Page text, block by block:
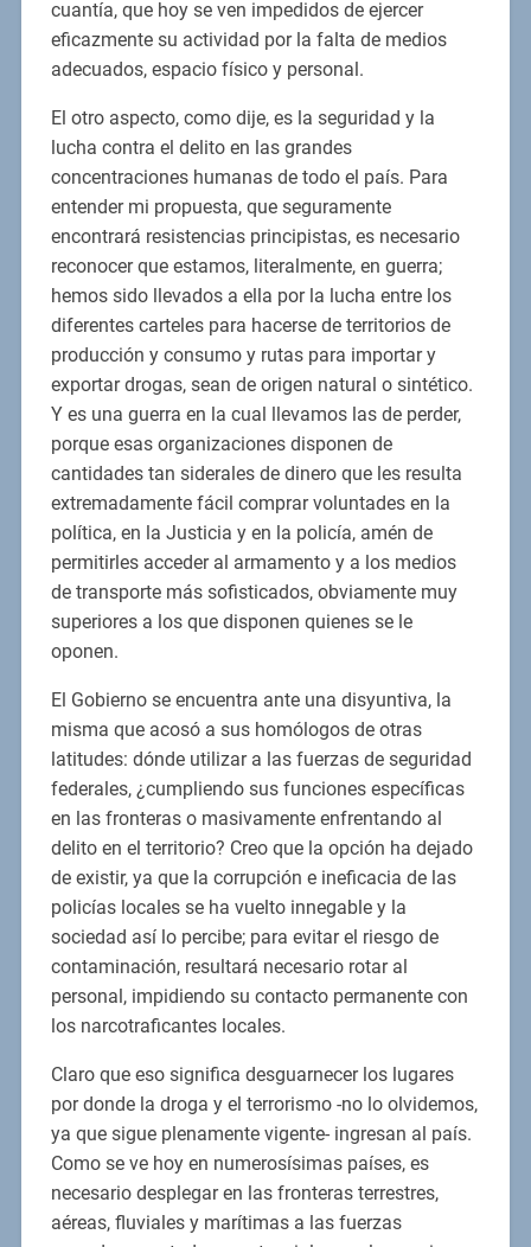
cuantía, que hoy se ven impedidos de ejercer
eficazmente su actividad por la falta de medios
adecuados, espacio físico y personal.
El otro aspecto, como dije, es la seguridad y la
lucha contra el delito en las grandes
concentraciones humanas de todo el país. Para
entender mi propuesta, que seguramente
encontrará resistencias principistas, es necesario
reconocer que estamos, literalmente, en guerra;
hemos sido llevados a ella por la lucha entre los
diferentes carteles para hacerse de territorios de
producción y consumo y rutas para importar y
exportar drogas, sean de origen natural o sintético.
Y es una guerra en la cual llevamos las de perder,
porque esas organizaciones disponen de
cantidades tan siderales de dinero que les resulta
extremadamente fácil comprar voluntades en la
política, en la Justicia y en la policía, amén de
permitirles acceder al armamento y a los medios
de transporte más sofisticados, obviamente muy
superiores a los que disponen quienes se le
oponen.
El Gobierno se encuentra ante una disyuntiva, la
misma que acosó a sus homólogos de otras
latitudes: dónde utilizar a las fuerzas de seguridad
federales, ¿cumpliendo sus funciones específicas
en las fronteras o masivamente enfrentando al
delito en el territorio? Creo que la opción ha dejado
de existir, ya que la corrupción e ineficacia de las
policías locales se ha vuelto innegable y la
sociedad así lo percibe; para evitar el riesgo de
contaminación, resultará necesario rotar al
personal, impidiendo su contacto permanente con
los narcotraficantes locales.
Claro que eso significa desguarnecer los lugares
por donde la droga y el terrorismo -no lo olvidemos,
ya que sigue plenamente vigente- ingresan al país.
Como se ve hoy en numerosísimas países, es
necesario desplegar en las fronteras terrestres,
aéreas, fluviales y marítimas a las fuerzas